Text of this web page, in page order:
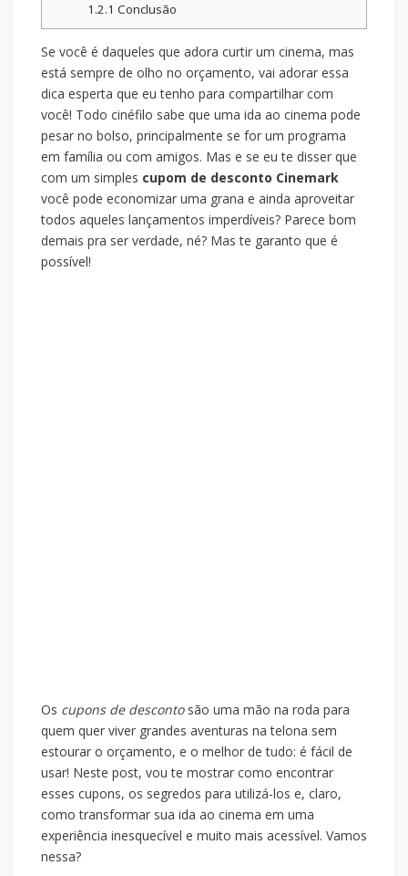
1.2.1 Conclusão
Se você é daqueles que adora curtir um cinema, mas
está sempre de olho no orçamento, vai adorar essa
dica esperta que eu tenho para compartilhar com
você! Todo cinéfilo sabe que uma ida ao cinema pode
pesar no bolso, principalmente se for um programa
em família ou com amigos. Mas e se eu te disser que
com um simples cupom de desconto Cinemark
você pode economizar uma grana e ainda aproveitar
todos aqueles lançamentos imperdíveis? Parece bom
demais pra ser verdade, né? Mas te garanto que é
possível!
Os cupons de descontosão uma mão na roda para
quem quer viver grandes aventuras na telona sem
estourar o orçamento, e o melhor de tudo: é fácil de
usar! Neste post, vou te mostrar como encontrar
esses cupons, os segredos para utilizá-los e, claro,
como transformar sua ida ao cinema em uma
experiência inesquecível e muito mais acessível. Vamos
nessa?